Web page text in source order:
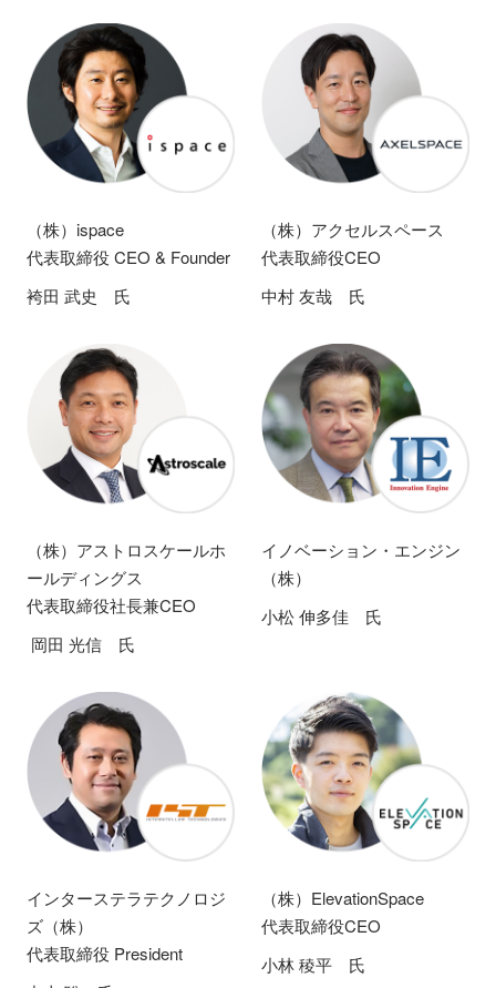
（株）ispace
代表取締役 CEO & Founder
袴田 武史 氏
（株）アクセルスペース
代表取締役CEO
中村 友哉 氏
（株）アストロスケールホ
ールディングス
代表取締役社長兼CEO
岡田 光信 氏
イノベーション・エンジン
（株）
小松 伸多佳 氏
インターステラテクノロジ
ズ（株）
代表取締役 President
（株）ElevationSpace
代表取締役CEO
小林 稜平 氏